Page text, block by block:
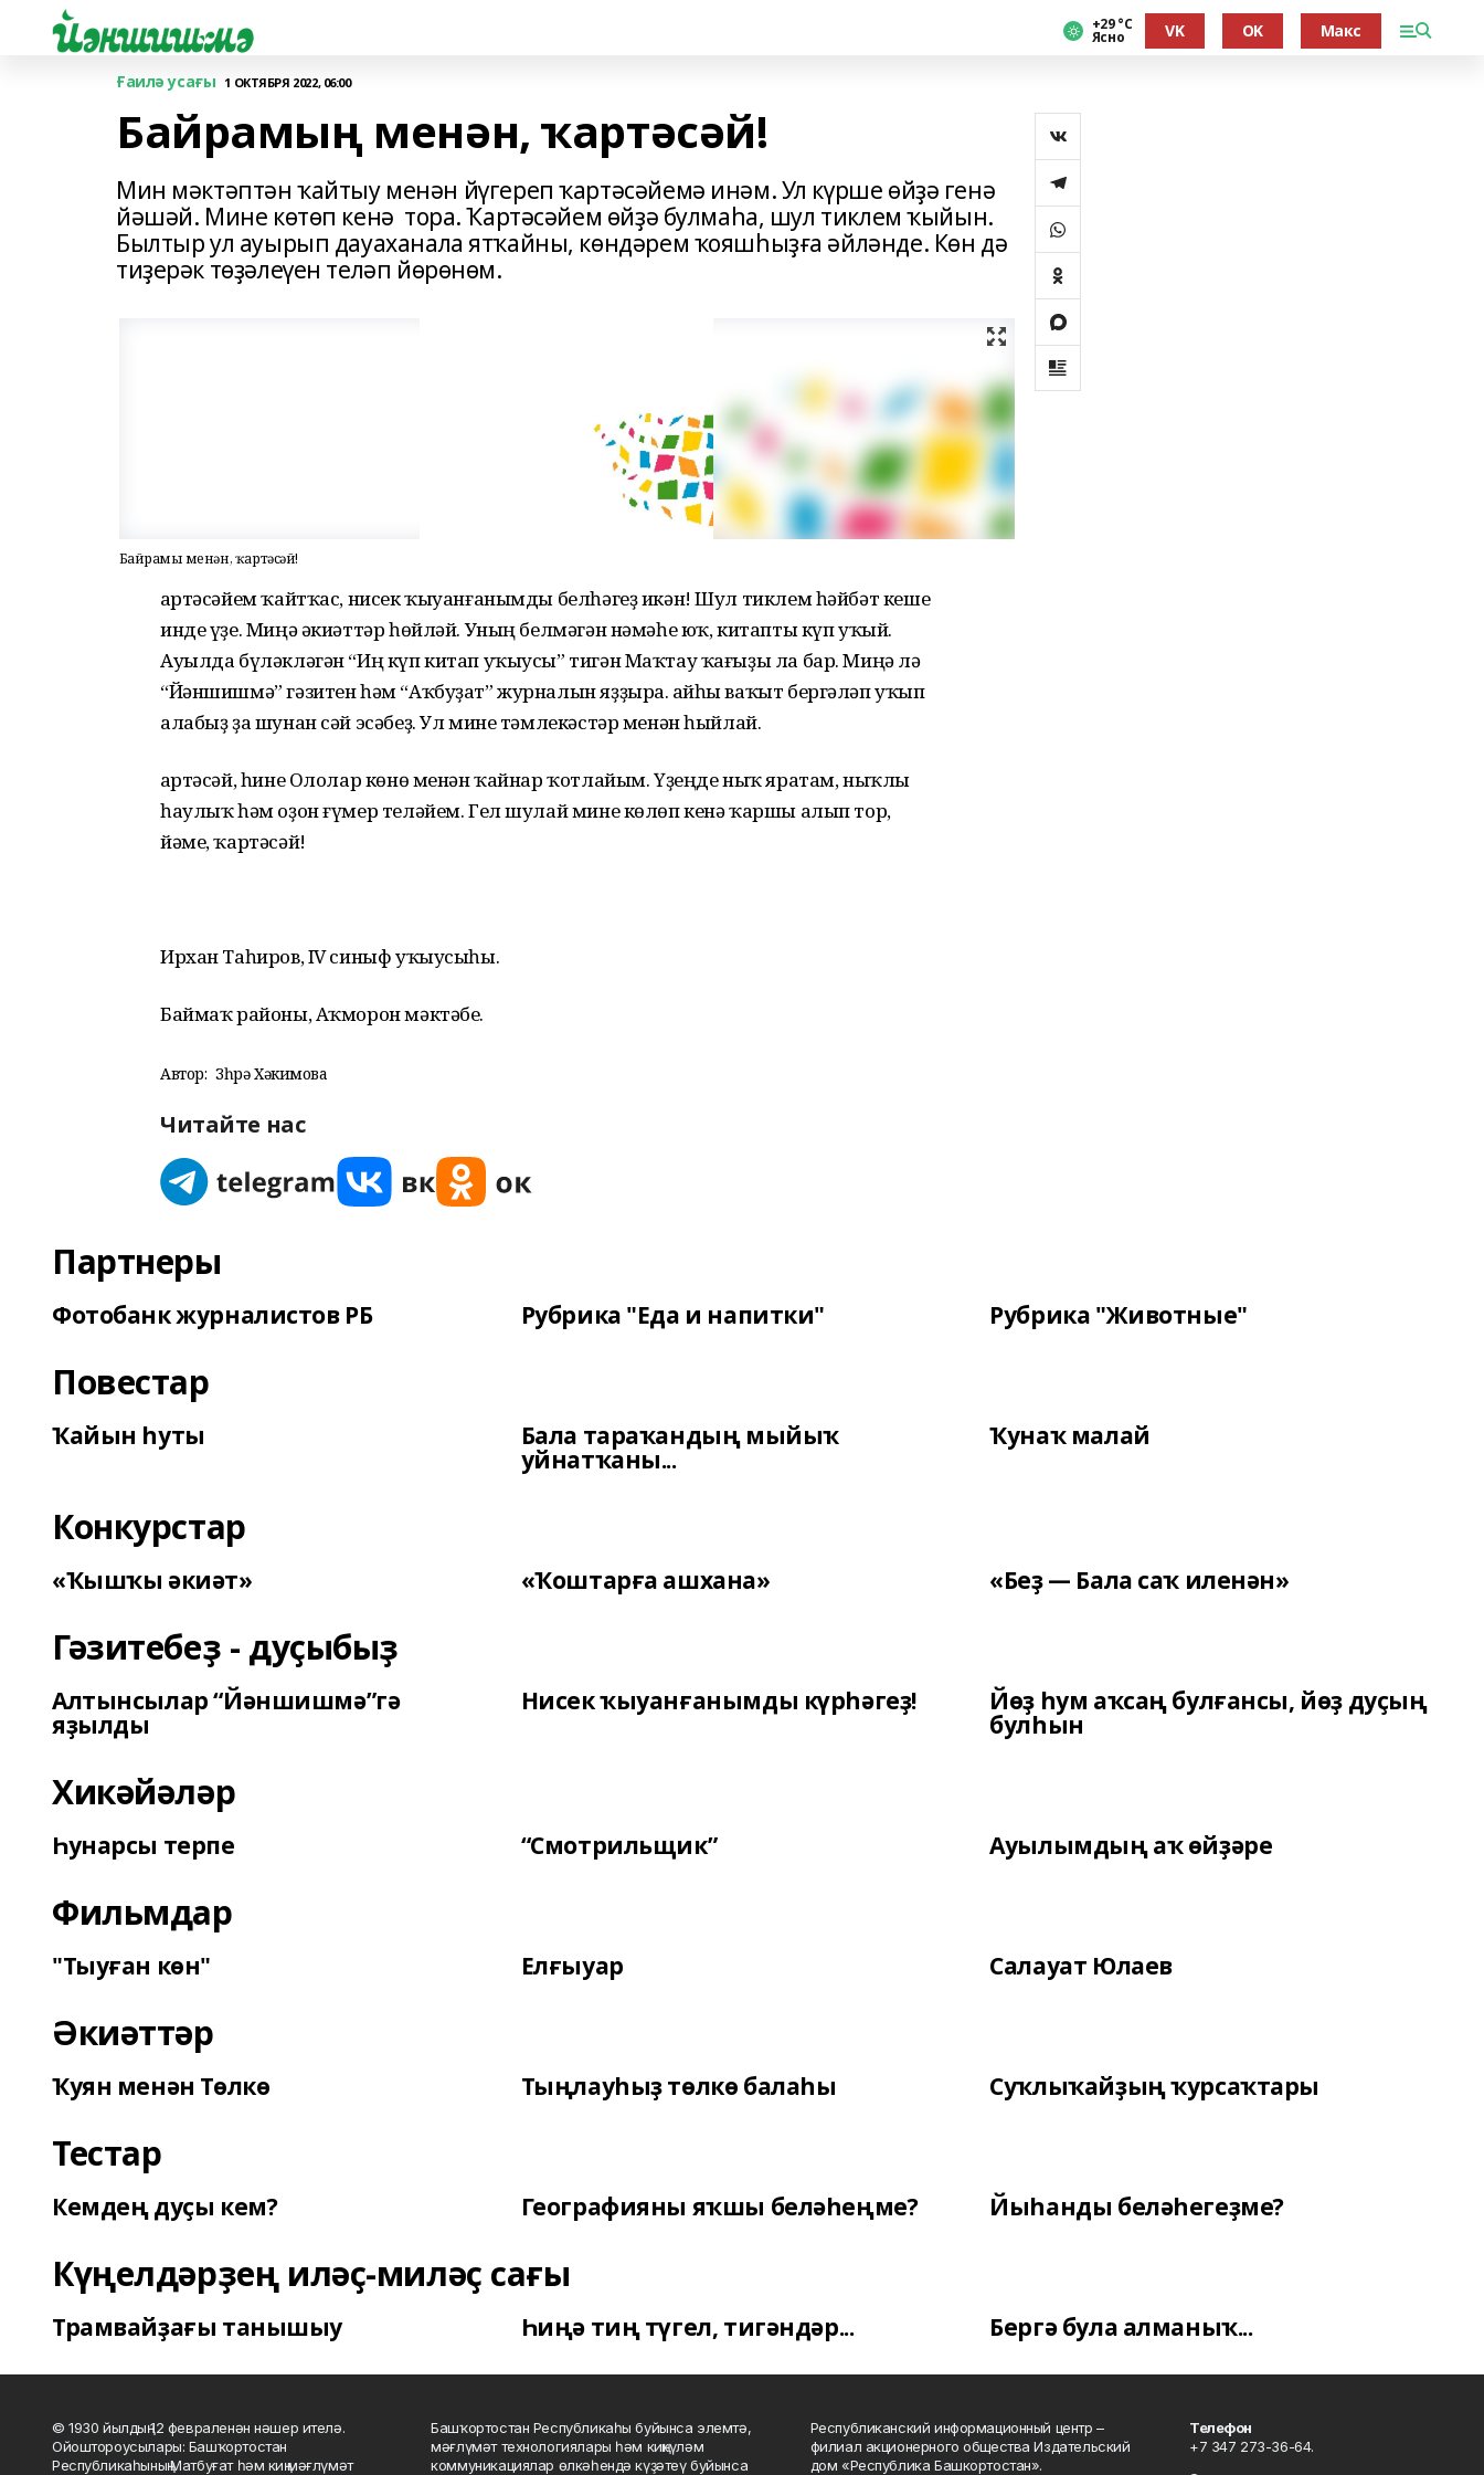
+29 °С
Ясно VK OK Макс
Ғаилә усағы 1 ОКТЯБРЯ 2022, 06:00
Байрамың менән, ҡартәсәй!
Мин мәктәптән ҡайтыу менән йүгереп ҡартәсәйемә инәм. Ул күрше өйҙә генә
йәшәй. Мине көтөп кенә тора. Ҡартәсәйем өйҙә булмаһа, шул тиклем ҡыйын.
Былтыр ул ауырып дауаханала ятҡайны, көндәрем ҡояшһыҙға әйләнде. Көн дә
тиҙерәк төҙәлеүен теләп йөрөнөм.
Байрамың менән, ҡартәсәй!
Ҡартәсәйем ҡайтҡас, нисек ҡыуанғанымды белһәгеҙ икән! Шул тиклем һәйбәт кеше
инде үҙе. Миңә әкиәттәр һөйләй. Уның белмәгән нәмәһе юҡ, китапты күп уҡый.
Ауылда бүләкләгән “Иң күп китап уҡыусы” тигән Маҡтау ҡағыҙы ла бар. Миңә лә
“Йәншишмә” гәзитен һәм “Аҡбуҙат” журналын яҙҙыра. Ҡайһы ваҡыт бергәләп уҡып
алабыҙ ҙа шунан сәй эсәбеҙ. Ул мине тәмлекәстәр менән һыйлай.
Ҡартәсәй, һине Ололар көнө менән ҡайнар ҡотлайым. Үҙеңде ныҡ яратам, ныҡлы
һаулыҡ һәм оҙон ғүмер теләйем. Гел шулай мине көлөп кенә ҡаршы алып тор,
йәме, ҡартәсәй!
Ирхан Таһиров, IV синыф уҡыусыһы.
Баймаҡ районы, Аҡморон мәктәбе.
Автор: Зөһрә Хәкимова
Читайте нас
Партнеры
Фотобанк журналистов РБ Рубрика "Еда и напитки" Рубрика "Животные"
Повестар
Ҡайын һуты Бала тараҡандың мыйыҡ
уйнатҡаны...
Ҡунаҡ малай
Конкурстар
«Ҡышҡы әкиәт» «Ҡоштарға ашхана» «Беҙ — Бала саҡ иленән»
Гәзитебеҙ - дуҫыбыҙ
Алтынсылар “Йәншишмә”гә
яҙылды
Нисек ҡыуанғанымды күрһәгеҙ! Йөҙ һум аҡсаң булғансы, йөҙ дуҫың
булһын
Хикәйәләр
Һунарсы терпе “Смотрильщик” Ауылымдың аҡ өйҙәре
Фильмдар
"Тыуған көн" Елғыуар Салауат Юлаев
Әкиәттәр
Ҡуян менән Төлкө Тыңлауһыҙ төлкө балаһы Суҡлыҡайҙың ҡурсаҡтары
Тестар
Кемдең дуҫы кем? Географияны яҡшы беләһеңме? Йыһанды беләһегеҙме?
Күңелдәрҙең иләҫ-миләҫ сағы
Трамвайҙағы танышыу Һиңә тиң түгел, тигәндәр... Бергә була алманыҡ...
© 1930 йылдың 12 февраленән нәшер ителә.
Ойоштороусылары: Башҡортостан
Республикаһының Матбуғат һәм киң мәғлүмәт
Башҡортостан Республикаһы буйынса элемтә,
мәғлүмәт технологиялары һәм киңкүләм
коммуникациялар өлкәһендә күҙәтеү буйынса
Республиканский информационный центр –
филиал акционерного общества Издательский
дом «Республика Башкортостан».
Телефон
+7 347 273-36-64.